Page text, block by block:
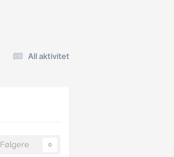
All aktivitet
Følgere 0